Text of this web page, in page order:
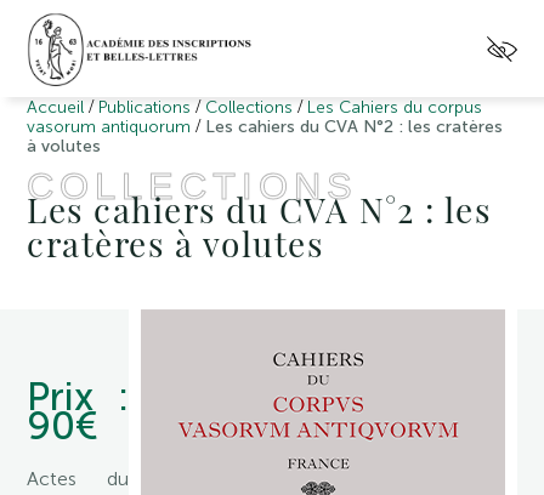
Accueil / Publications / Collections / Les Cahiers du corpus
vasorum antiquorum / Les cahiers du CVA N°2 : les cratères
à volutes
COLLECTIONS
Les cahiers du CVA N°2 : les
cratères à volutes
Prix :
90€
Actes du